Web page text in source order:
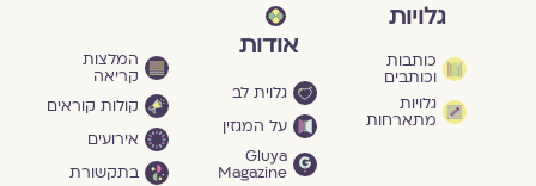
גלויות
כותבות
וכותבים
גלויות
מתארחות
אודות
גלוית לב
על המגזין
Gluya
Magazine
המלצות
קריאה
קולות קוראים
אירועים
בתקשורת